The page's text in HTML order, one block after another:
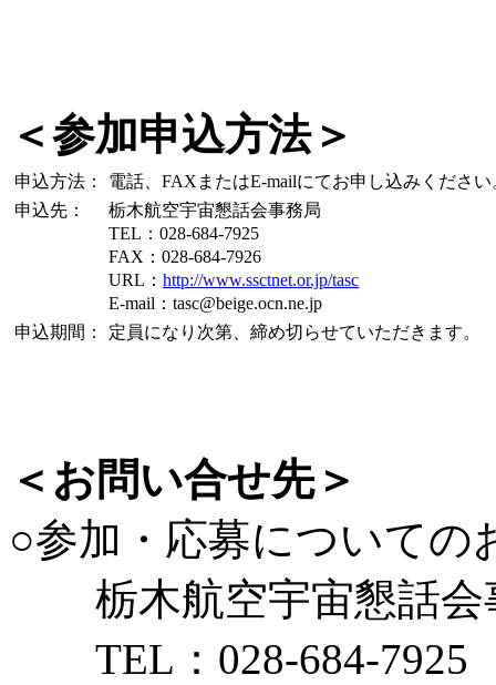
＜参加申込方法＞
申込方法：
電話、FAXまたはE-mailにてお申し込みください
申込先：
栃木航空宇宙懇話会事務局
TEL：028-684-7925
FAX：028-684-7926
URL： http://www.ssctnet.or.jp/tasc
E-mail：tasc@beige.ocn.ne.jp
申込期間：
定員になり次第、締め切らせていただきます。
＜お問い合せ先＞
○参加・応募についての
栃木航空宇宙懇話会
TEL：028-684-7925